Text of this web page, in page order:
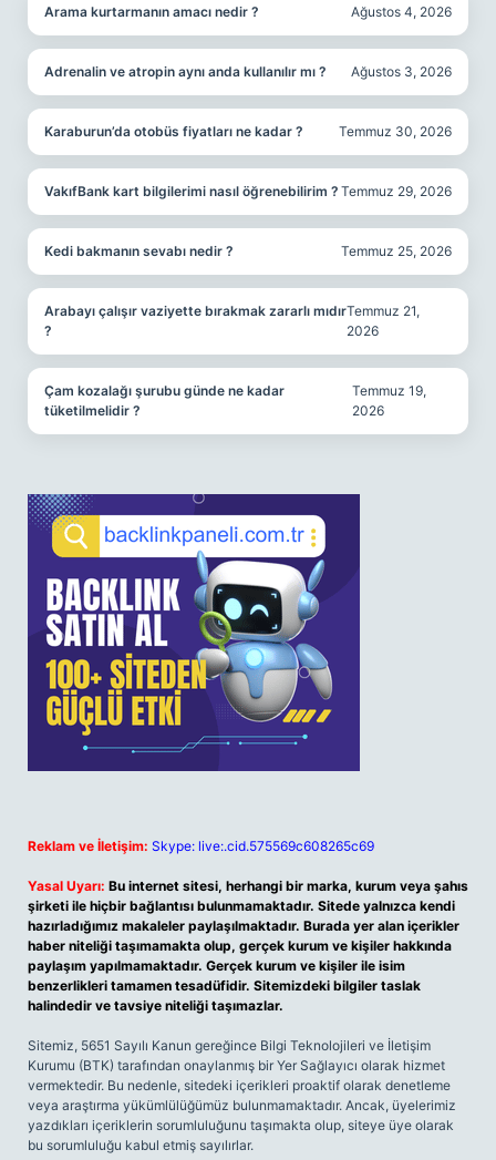
Arama kurtarmanın amacı nedir ? Ağustos 4, 2026
Adrenalin ve atropin aynı anda kullanılır mı ? Ağustos 3, 2026
Karaburun’da otobüs fiyatları ne kadar ? Temmuz 30, 2026
VakıfBank kart bilgilerimi nasıl öğrenebilirim ? Temmuz 29, 2026
Kedi bakmanın sevabı nedir ? Temmuz 25, 2026
Arabayı çalışır vaziyette bırakmak zararlı mıdır
?
Temmuz 21,
2026
Çam kozalağı şurubu günde ne kadar
tüketilmelidir ?
Temmuz 19,
2026
Reklam ve İletişim: Skype: live:.cid.575569c608265c69
Yasal Uyarı: Bu internet sitesi, herhangi bir marka, kurum veya şahıs
şirketi ile hiçbir bağlantısı bulunmamaktadır. Sitede yalnızca kendi
hazırladığımız makaleler paylaşılmaktadır. Burada yer alan içerikler
haber niteliği taşımamakta olup, gerçek kurum ve kişiler hakkında
paylaşım yapılmamaktadır. Gerçek kurum ve kişiler ile isim
benzerlikleri tamamen tesadüfidir. Sitemizdeki bilgiler taslak
halindedir ve tavsiye niteliği taşımazlar.
Sitemiz, 5651 Sayılı Kanun gereğince Bilgi Teknolojileri ve İletişim
Kurumu (BTK) tarafından onaylanmış bir Yer Sağlayıcı olarak hizmet
vermektedir. Bu nedenle, sitedeki içerikleri proaktif olarak denetleme
veya araştırma yükümlülüğümüz bulunmamaktadır. Ancak, üyelerimiz
yazdıkları içeriklerin sorumluluğunu taşımakta olup, siteye üye olarak
bu sorumluluğu kabul etmiş sayılırlar.